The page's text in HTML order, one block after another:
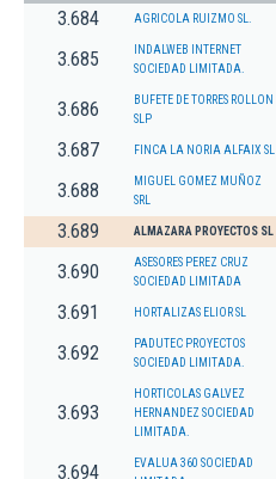
3.684 AGRICOLA RUIZMO SL.
3.685
INDALWEB INTERNET
SOCIEDAD LIMITADA.
3.686
BUFETE DE TORRES ROLLON
SLP
3.687 FINCA LA NORIA ALFAIX SL
3.688
MIGUEL GOMEZ MUÑOZ
SRL
3.689 ALMAZARA PROYECTOS SL
3.690
ASESORES PEREZ CRUZ
SOCIEDAD LIMITADA
3.691 HORTALIZAS ELIOR SL
3.692
PADUTEC PROYECTOS
SOCIEDAD LIMITADA.
3.693
HORTICOLAS GALVEZ
HERNANDEZ SOCIEDAD
LIMITADA.
3.694
EVALUA 360 SOCIEDAD